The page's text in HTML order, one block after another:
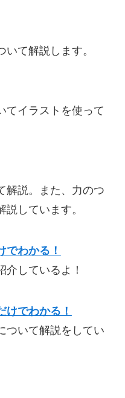
て解説します。
てイラストを使って
解説。また、力のつ
しています。
でわかる！
しているよ！
けでわかる！
ついて解説をしてい